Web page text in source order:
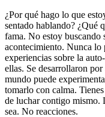
¿Por qué hago lo que
sentado hablando? ¿Qué
fama. No estoy buscando
acontecimiento. Nunca
experiencias sobre la
ellas. Se desarrollaron
mundo puede
tomarlo con calma.
de luchar contigo mismo.
sea. No reacciones.